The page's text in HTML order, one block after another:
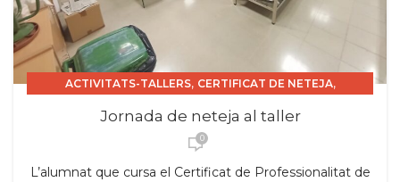
ACTIVITATS-TALLERS, CERTIFICAT DE NETEJA,
CURS 2025_26
Jornada de neteja al taller
0
L’alumnat que cursa el Certificat de Professionalitat de